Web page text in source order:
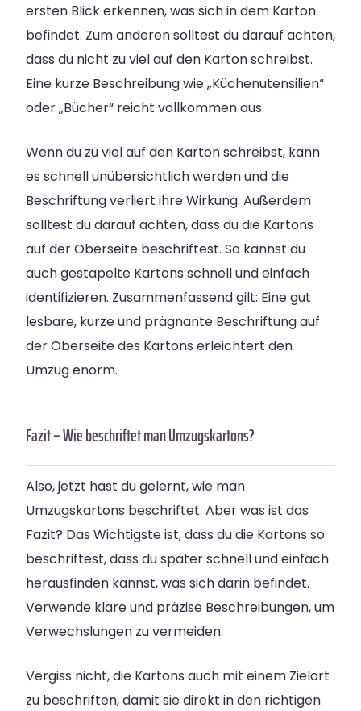
ersten Blick erkennen, was sich in dem Karton
befindet. Zum anderen solltest du darauf achten,
dass du nicht zu viel auf den Karton schreibst.
Eine kurze Beschreibung wie „Küchenutensilien“
oder „Bücher“ reicht vollkommen aus.
Wenn du zu viel auf den Karton schreibst, kann
es schnell unübersichtlich werden und die
Beschriftung verliert ihre Wirkung. Außerdem
solltest du darauf achten, dass du die Kartons
auf der Oberseite beschriftest. So kannst du
auch gestapelte Kartons schnell und einfach
identifizieren. Zusammenfassend gilt: Eine gut
lesbare, kurze und prägnante Beschriftung auf
der Oberseite des Kartons erleichtert den
Umzug enorm.
Fazit – Wie beschriftet man Umzugskartons?
Also, jetzt hast du gelernt, wie man
Umzugskartons beschriftet. Aber was ist das
Fazit? Das Wichtigste ist, dass du die Kartons so
beschriftest, dass du später schnell und einfach
herausfinden kannst, was sich darin befindet.
Verwende klare und präzise Beschreibungen, um
Verwechslungen zu vermeiden.
Vergiss nicht, die Kartons auch mit einem Zielort
zu beschriften, damit sie direkt in den richtigen